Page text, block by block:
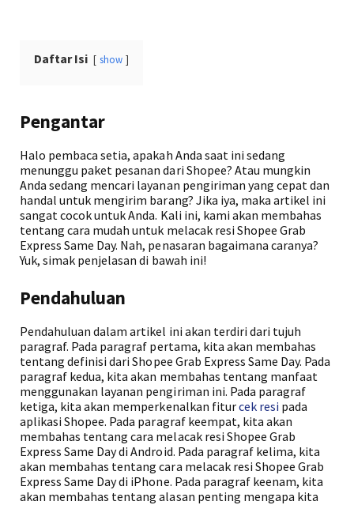
Daftar Isi show
Pengantar
Halo pembaca setia, apakah Anda saat ini sedang
menunggu paket pesanan dari Shopee? Atau mungkin
Anda sedang mencari layanan pengiriman yang cepat dan
handal untuk mengirim barang? Jika iya, maka artikel ini
sangat cocok untuk Anda. Kali ini, kami akan membahas
tentang cara mudah untuk melacak resi Shopee Grab
Express Same Day. Nah, penasaran bagaimana caranya?
Yuk, simak penjelasan di bawah ini!
Pendahuluan
Pendahuluan dalam artikel ini akan terdiri dari tujuh
paragraf. Pada paragraf pertama, kita akan membahas
tentang definisi dari Shopee Grab Express Same Day. Pada
paragraf kedua, kita akan membahas tentang manfaat
menggunakan layanan pengiriman ini. Pada paragraf
ketiga, kita akan memperkenalkan fiturcek resi pada
aplikasi Shopee. Pada paragraf keempat, kita akan
membahas tentang cara melacak resi Shopee Grab
Express Same Day di Android. Pada paragraf kelima, kita
akan membahas tentang cara melacak resi Shopee Grab
Express Same Day di iPhone. Pada paragraf keenam, kita
akan membahas tentang alasan penting mengapa kita